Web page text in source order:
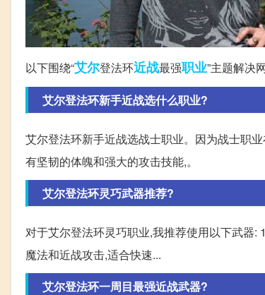
以下围绕“艾尔登法环近战最强职业”主题解决
艾尔登法环新手近战选什么职业?
艾尔登法环新手近战选战士职业。因为战士职
有坚韧的体魄和强大的攻击技能,。
艾尔登法环灵巧武器推荐?
对于艾尔登法环灵巧职业,我推荐使用以下武器:
魔法和近战攻击,适合快速...
艾尔登法环一周目最强近战武器?